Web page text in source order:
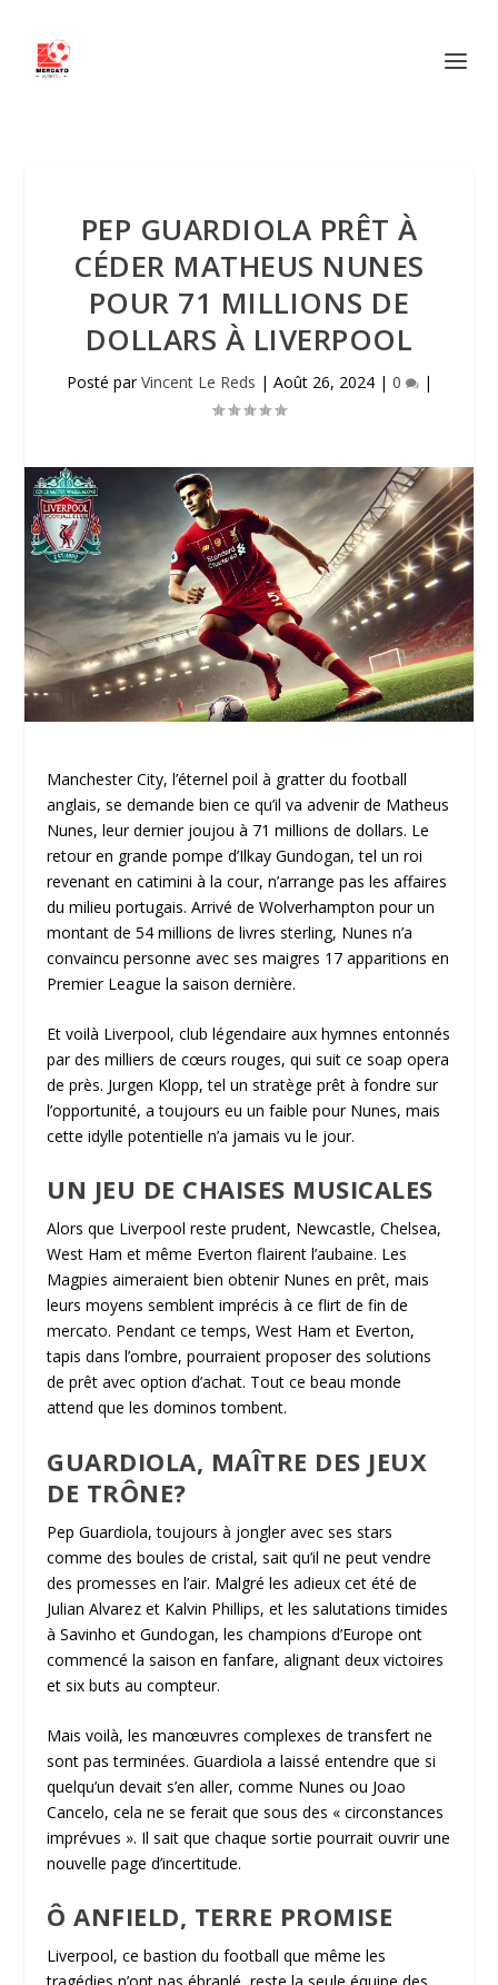
PEP GUARDIOLA PRÊT À
CÉDER MATHEUS NUNES
POUR 71 MILLIONS DE
DOLLARS À LIVERPOOL
Posté parVincent Le Reds | Août 26, 2024| 0 |
Manchester City, l’éternel poil à gratter du football
anglais, se demande bien ce qu’il va advenir de Matheus
Nunes, leur dernier joujou à 71 millions de dollars. Le
retour en grande pompe d’Ilkay Gundogan, tel un roi
revenant en catimini à la cour, n’arrange pas les affaires
du milieu portugais. Arrivé de Wolverhampton pour un
montant de 54 millions de livres sterling, Nunes n’a
convaincu personne avec ses maigres 17 apparitions en
Premier League la saison dernière.
Et voilà Liverpool, club légendaire aux hymnes entonnés
par des milliers de cœurs rouges, qui suit ce soap opera
de près. Jurgen Klopp, tel un stratège prêt à fondre sur
l’opportunité, a toujours eu un faible pour Nunes, mais
cette idylle potentielle n’a jamais vu le jour.
UN JEU DE CHAISES MUSICALES
Alors que Liverpool reste prudent, Newcastle, Chelsea,
West Ham et même Everton flairent l’aubaine. Les
Magpies aimeraient bien obtenir Nunes en prêt, mais
leurs moyens semblent imprécis à ce flirt de fin de
mercato. Pendant ce temps, West Ham et Everton,
tapis dans l’ombre, pourraient proposer des solutions
de prêt avec option d’achat. Tout ce beau monde
attend que les dominos tombent.
GUARDIOLA, MAÎTRE DES JEUX
DE TRÔNE?
Pep Guardiola, toujours à jongler avec ses stars
comme des boules de cristal, sait qu’il ne peut vendre
des promesses en l’air. Malgré les adieux cet été de
Julian Alvarez et Kalvin Phillips, et les salutations timides
à Savinho et Gundogan, les champions d’Europe ont
commencé la saison en fanfare, alignant deux victoires
et six buts au compteur.
Mais voilà, les manœuvres complexes de transfert ne
sont pas terminées. Guardiola a laissé entendre que si
quelqu’un devait s’en aller, comme Nunes ou Joao
Cancelo, cela ne se ferait que sous des « circonstances
imprévues ». Il sait que chaque sortie pourrait ouvrir une
nouvelle page d’incertitude.
Ô ANFIELD, TERRE PROMISE
Liverpool, ce bastion du football que même les